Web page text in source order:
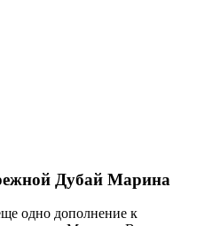
Дубай Марина
одно дополнение к